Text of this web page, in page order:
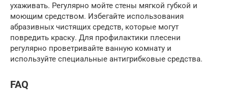
ухаживать. Регулярно мойте стены мягкой губкой и
моющим средством. Избегайте использования
абразивных чистящих средств, которые могут
повредить краску. Для профилактики плесени
регулярно проветривайте ванную комнату и
используйте специальные антигрибковые средства.
FAQ